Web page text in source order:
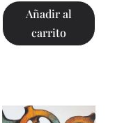
Añadir al
carrito